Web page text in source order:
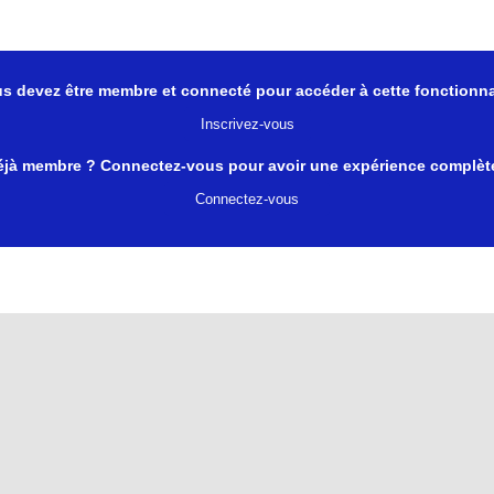
devez être membre et connecté pour accéder à cette
Inscrivez-vous
membre ? Connectez-vous pour avoir une expérience
Connectez-vous